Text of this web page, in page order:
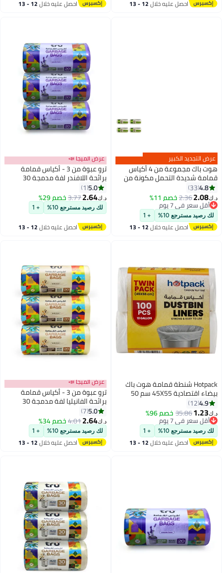
احصل عليه خلال 12 - 13 احصل عليه خلال 12 - 13
عرض التجديد الكبير
هوت باك مجموعة من 4 أكياس
قمامة شديدة التحمل مكونة من
55 سم سعة 10 جالون
4.8
33
د.ك‏2.08
2.36خصم 11%
أقل سعر في 7 يوم
أقل سعر في 7 يوم
لك رصيد مسترجع 10% + 1
احصل عليه خلال 12 - 13
عرض الميجا 📣
ترو عبوة من 3 - أكياس قمامة
برائحة اللافندر لفة مدمجة 30
جالون، متوسطة (سلة المطبخ)،
60x90 سم - 20 كيس × 3
5.0
1
د.ك‏2.64
3.77خصم 29%
لك رصيد مسترجع 10% + 1
احصل عليه خلال 12 - 13
Hotpack شنطة قمامة هوت باك
بيضاء اقتصادية 45X55 سم 50
قطعة × 2 لفة
4.9
12
د.ك‏1.23
35.86خصم 96%
أقل سعر في 7 يوم
أقل سعر في 7 يوم
لك رصيد مسترجع 10% + 1
احصل عليه خلال 12 - 13
عرض الميجا 📣
ترو عبوة من 3 - أكياس قمامة
برائحة الفانيليا لفة مدمجة 30
جالون، متوسطة (سلة المطبخ)،
60x90 سم - 20 كيس × 3
5.0
7
د.ك‏2.64
4.01خصم 34%
لك رصيد مسترجع 10% + 1
احصل عليه خلال 12 - 13